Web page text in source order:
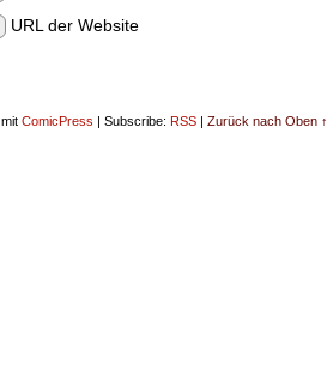
URL der Website
mit ComicPress | Subscribe: RSS | Zurück nach Oben ↑